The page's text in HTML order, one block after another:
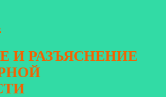
И РАЗЪЯСНЕНИЕ